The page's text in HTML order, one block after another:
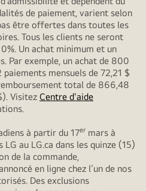
de paiement, varient selon
être offertes dans toutes les
Tous les clients ne seront
Un achat minimum et un
Par exemple, un achat de 800
mensuels de 72,21 $
total de 866,48
Visitez Centre d'aide
à partir du 17er mars à
au LG.ca dans les quinze (15)
de la commande,
en ligne chez l’un de nos
Des exclusions